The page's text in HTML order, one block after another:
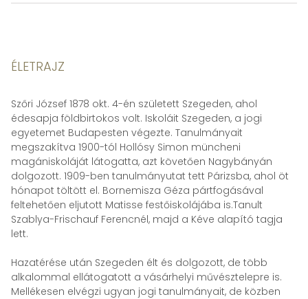
ÉLETRAJZ
Szőri József 1878 okt. 4-én született Szegeden, ahol
édesapja földbirtokos volt. Iskoláit Szegeden, a jogi
egyetemet Budapesten végezte. Tanulmányait
megszakítva 1900-tól Hollósy Simon müncheni
magániskoláját látogatta, azt követően Nagybányán
dolgozott. 1909-ben tanulmányutat tett Párizsba, ahol öt
hónapot töltött el. Bornemisza Géza pártfogásával
feltehetően eljutott Matisse festőiskolájába is.Tanult
Szablya-Frischauf Ferencnél, majd a Kéve alapító tagja
lett.
Hazatérése után Szegeden élt és dolgozott, de több
alkalommal ellátogatott a vásárhelyi művésztelepre is.
Mellékesen elvégzi ugyan jogi tanulmányait, de közben